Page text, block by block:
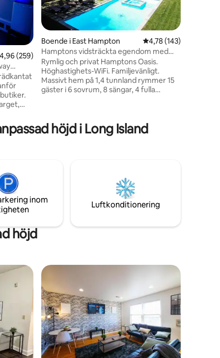
av 5 i genomsnittligt betyg, 259 omdömen
4,96 (259)
är
Boende i East Hampton 4,78 av 5 i
4,78 (143)
Hamptons vidsträckta egendom med
bubbelpool och bekvämligheter
Rymlig och privat Hamptons Oasis.
Höghastighets-WiFi. Familjevänligt.
Massivt hem på 1,4 tunnland rymmer 15
gäster i 6 sovrum, 8 sängar, 4 fulla
bubbelpool och soldäck. Öppen spis,
överdimensionerat kök med 3 kylskåp,
Amagansett och flera vita sandstränder
höjd i Long Island
inom
Luftkonditionering
höjd